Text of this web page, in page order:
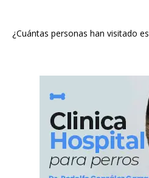
¿Cuántas personas han visitado